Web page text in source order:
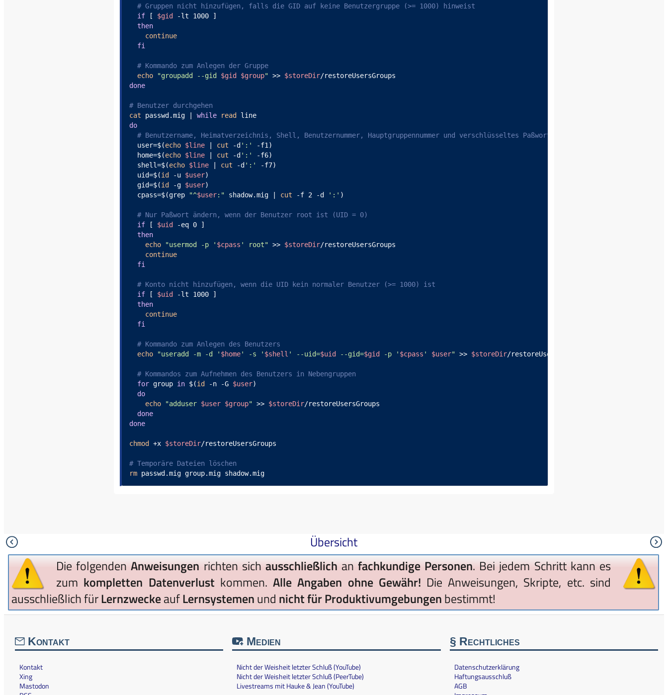
# Gruppen nicht hinzufügen, falls die GID auf keine Benutzergruppe (>= 1000) hinweist
if [ $gid
-lt 1000 ]
then
continue
fi
# Kommando zum Anlegen der Gruppe
echo
"groupadd --gid $gid $group" >> $storeDir
done
# Benutzer durchgehen
cat passwd.mig | while read
line
do
# Benutzername, Heimatverzeichnis, Shell, Benutzernummer, Hauptgruppennummer und verschlüsseltes Paßwort ermitteln
  user=$(
echo $line | cut -d ':'
-f1)
  home=$(
echo $line | cut -d ':'
-f6)
  shell=$(
echo $line | cut -d ':'
-f7)
  uid=$(
id -u $user)
  gid=$(
id -g $user)
  cpass=$(grep
"^$user:" shadow.mig | cut -f 2 -d ':' )
# Nur Paßwort ändern, wenn der Benutzer root ist (UID = 0)
if [ $uid
-eq 0 ]
then
echo
"usermod -p ' $cpass ' root" >> $storeDir/restoreUsersGroups
continue
fi
# Konto nicht hinzufügen, wenn die UID kein normaler Benutzer (>= 1000) ist
if [ $uid
-lt 1000 ]
then
continue
fi
# Kommando zum Anlegen des Benutzers
echo
"useradd -m -d ' $home' -s ' $shell ' --uid=$uid --gid=$gid -p ' $cpass ' $user" >> $storeDir/restoreUsersGroups
# Kommandos zum Aufnehmen des Benutzers in Nebengruppen
for group in $(id -n -G $user)
do
echo
"adduser $user $group" >> $storeDir/restoreUsersGroups
done
done
chmod +x $storeDir/restoreUsersGroups
# Temporäre Dateien löschen
rm passwd.mig group.mig shadow.mig
Übersicht
Die folgendenAnweisungenrichten sichausschließlichanfachkundige Personen. Bei jedem Schritt kann es
zum kompletten Datenverlust kommen.Alle Angaben ohne Gewähr! Die Anweisungen, Skripte, etc. sind
ausschließlich fürLernzweckeaufLernsystemenund nicht für Produktivumgebungenbestimmt!
Kontakt
Kontakt
Xing
Mastodon
Medien
Nicht der Weisheit letzter Schluß (YouTube)
Nicht der Weisheit letzter Schluß (PeerTube)
Livestreams mit Hauke & Jean (YouTube)
§ Rechtliches
Datenschutzerklärung
Haftungsausschluß
AGB